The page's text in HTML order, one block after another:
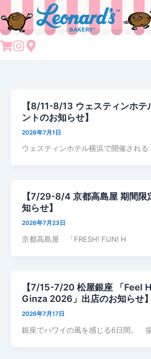
容
を
ス
キ
【8/11-8/13 ウェスティンホテ
ントのお知らせ】
2026年7月1日
ウェスティンホテル横浜で開催され
【7/29-8/4 京都高島屋 期間限
知らせ】
2026年7月23日
京都高島屋 「FRESH! FUN! H
【7/15-7/20 松屋銀座 「Feel
Ginza 2026」出店のお知らせ】
2026年7月17日
銀座でハワイの風を感じる6日間。